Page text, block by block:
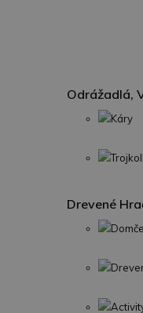
Odrážadlá,
Káry
Drevené